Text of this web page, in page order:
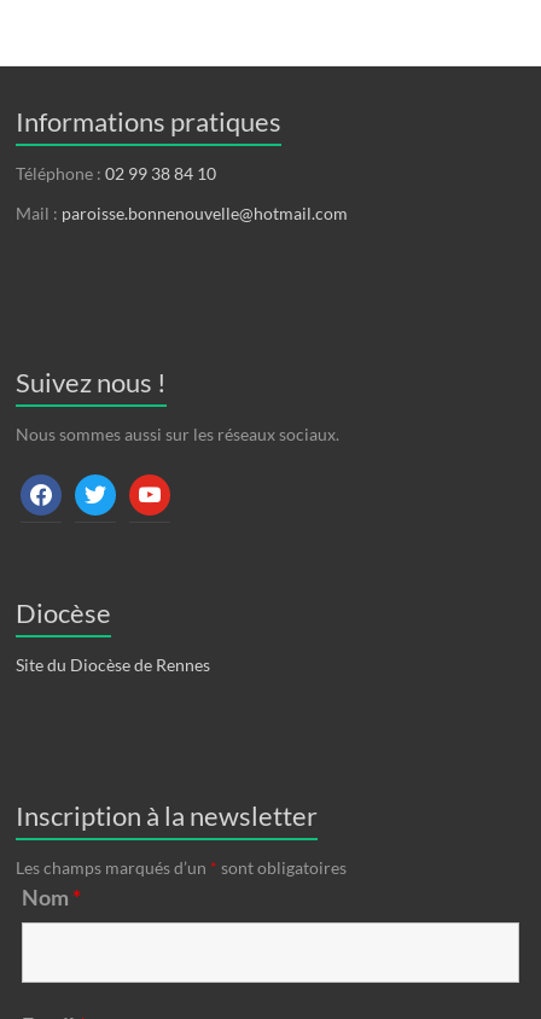
Informations pratiques
Téléphone :02 99 38 84 10
Mail : paroisse.bonnenouvelle@hotmail.com
Suivez nous !
Nous sommes aussi sur les réseaux sociaux.
facebooktwitter youtube
Diocèse
Site du Diocèse de Rennes
Inscription à la newsletter
Les champs marqués d’un * sont obligatoires
Nom *